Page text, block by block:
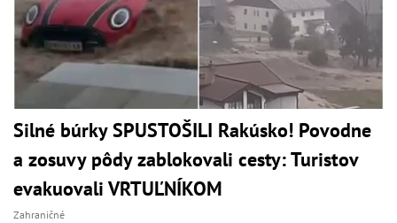
Silné búrky SPUSTOŠILI Rakúsko! Povodne
a zosuvy pôdy zablokovali cesty: Turistov
evakuovali VRTUĽNÍKOM
Zahraničné